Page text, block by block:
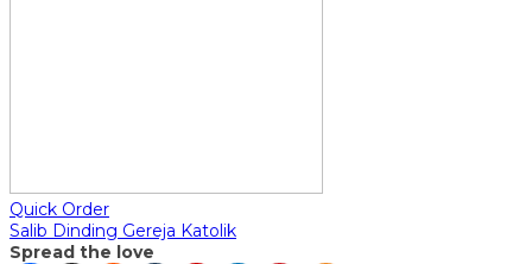
Quick Order
Salib Dinding Gereja Katolik
Spread the love